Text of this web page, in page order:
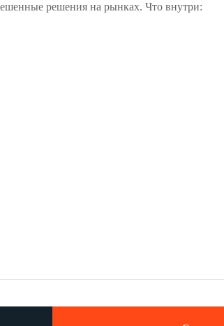
решения на рынках. Что внутри: